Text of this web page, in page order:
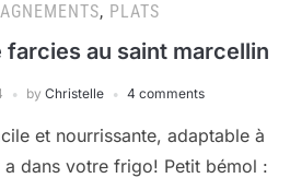
, PLATS
farcies au saint marcellin
by Christelle 4 comments
et nourrissante, adaptable à
a dans votre frigo! Petit bémol :